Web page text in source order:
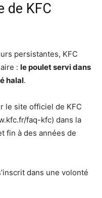
de KFC
persistantes, KFC
: le poulet servi dans
halal.
le site officiel de KFC
faq-kfc) dans la
fin à des années de
dans une volonté